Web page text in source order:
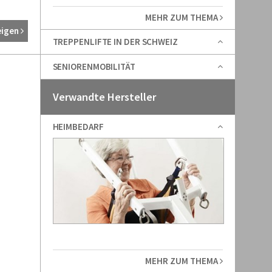
MEHR ZUM THEMA
TREPPENLIFTE IN DER SCHWEIZ
SENIORENMOBILITÄT
Verwandte Hersteller
HEIMBEDARF
MEHR ZUM THEMA